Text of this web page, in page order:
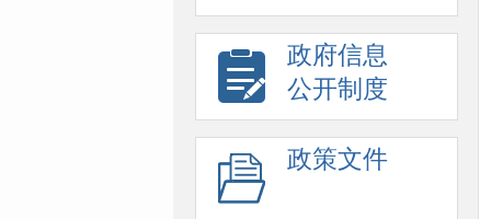
政府信息
公开制度
政策文件